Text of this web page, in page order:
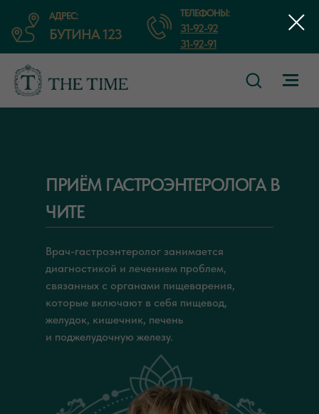
АДРЕС:
БУТИНА 123
ТЕЛЕФОНЫ:
31-92-92
31-92-91
ПРИЁМ ГАСТРОЭНТЕРОЛОГА В
ЧИТЕ
Врач-гастроэнтеролог занимается
диагностикой и лечением проблем,
связанных с органами пищеварения,
которые включают в себя пищевод,
желудок, кишечник, печень
и поджелудочную железу.